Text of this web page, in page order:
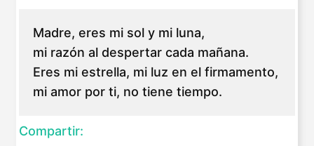
Madre, eres mi sol y mi luna,
mi razón al despertar cada mañana.
Eres mi estrella, mi luz en el firmamento,
mi amor por ti, no tiene tiempo.
Compartir: